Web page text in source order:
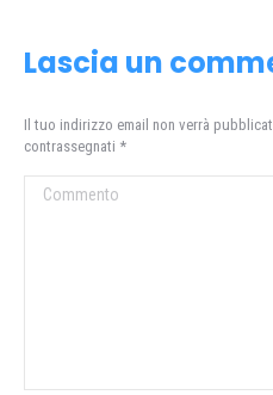
Lascia un
Il tuo indirizzo email non verrà
contrassegnati *
Commento